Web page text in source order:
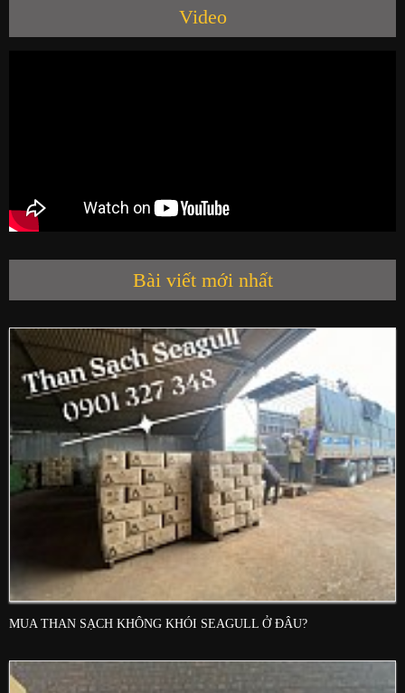
Video
Bài viết mới nhất
MUA THAN SẠCH KHÔNG KHÓI SEAGULL Ở ĐÂU?